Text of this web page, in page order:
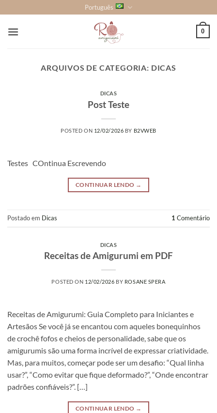
to
content
Português
0
ARQUIVOS DE CATEGORIA: DICAS
DICAS
Post Teste
POSTED ON 12/02/2026 BY B2VWEB
Testes COntinua Escrevendo
CONTINUAR LENDO →
Postado em Dicas 1 Comentário
DICAS
Receitas de Amigurumi em PDF
POSTED ON 12/02/2026 BY ROSANE SPERA
Receitas de Amigurumi: Guia Completo para Iniciantes e
Artesãos Se você já se encantou com aqueles bonequinhos
de crochê fofos e cheios de personalidade, sabe que os
amigurumis são uma forma incrível de expressar criatividade.
Mas, para muitos, começar pode ser um desafio: “Qual linha
usar?”, “Como evitar que fique deformado?”, “Onde encontrar
padrões confiáveis?”. […]
CONTINUAR LENDO →